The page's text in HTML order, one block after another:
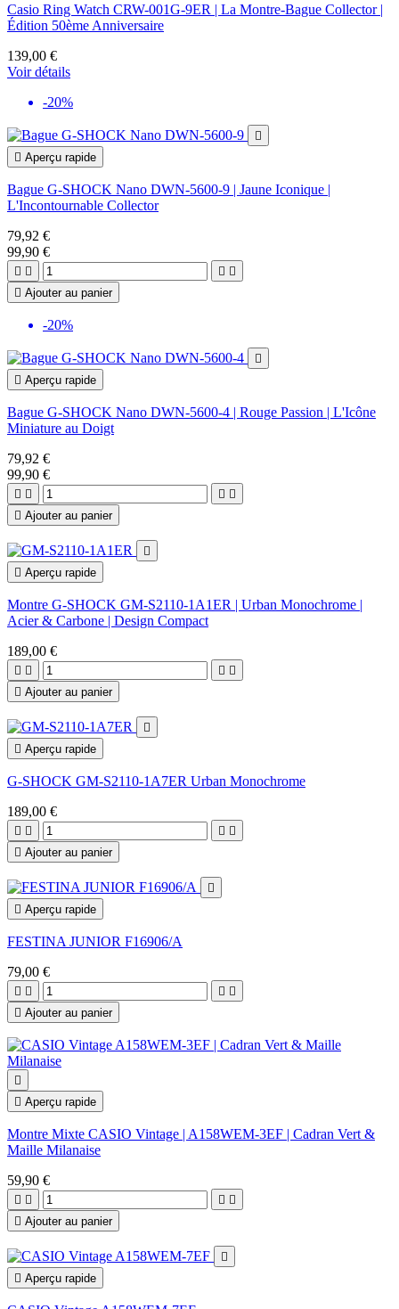
Casio Ring Watch CRW-001G-9ER | La Montre-Bague Collector |
Édition 50ème Anniversaire
139,00 €
Voir détails
-20%

 Aperçu rapide
Bague G-SHOCK Nano DWN-5600-9 | Jaune Iconique |
L'Incontournable Collector
79,92 €
99,90 €
   
 Ajouter au panier
-20%

 Aperçu rapide
Bague G-SHOCK Nano DWN-5600-4 | Rouge Passion | L'Icône
Miniature au Doigt
79,92 €
99,90 €
   
 Ajouter au panier

 Aperçu rapide
Montre G-SHOCK GM-S2110-1A1ER | Urban Monochrome |
Acier & Carbone | Design Compact
189,00 €
   
 Ajouter au panier

 Aperçu rapide
G-SHOCK GM-S2110-1A7ER Urban Monochrome
189,00 €
   
 Ajouter au panier

 Aperçu rapide
FESTINA JUNIOR F16906/A
79,00 €
   
 Ajouter au panier

 Aperçu rapide
Montre Mixte CASIO Vintage | A158WEM-3EF | Cadran Vert &
Maille Milanaise
59,90 €
   
 Ajouter au panier

 Aperçu rapide